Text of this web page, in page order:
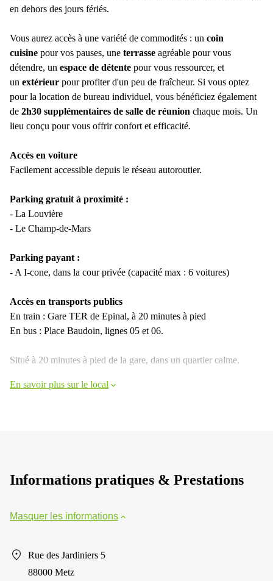
en dehors des jours fériés.
Vous aurez accès à une variété de commodités : un coin
cuisine pour vos pauses, une terrasse agréable pour vous
détendre, un espace de détente pour vous ressourcer, et
un extérieur pour profiter d'un peu de fraîcheur. Si vous optez
pour la location de bureau individuel, vous bénéficiez également
de 2h30 supplémentaires de salle de réunion chaque mois. Un
lieu conçu pour vous offrir confort et efficacité.
Accès en voiture
Facilement accessible depuis le réseau autoroutier.
Parking gratuit à proximité :
- La Louvière
- Le Champ-de-Mars
Parking payant :
- A I-cone, dans la cour privée (capacité max : 6 voitures)
Accès en transports publics
En train : Gare TER de Epinal, à 20 minutes à pied
En bus : Place Baudoin, lignes 05 et 06.
Situé à 20 minutes à pied de la gare, dans un quartier calme.
En savoir plus sur le local
Informations pratiques & Prestations
Masquer les informations
Rue des Jardiniers 5
88000 Metz